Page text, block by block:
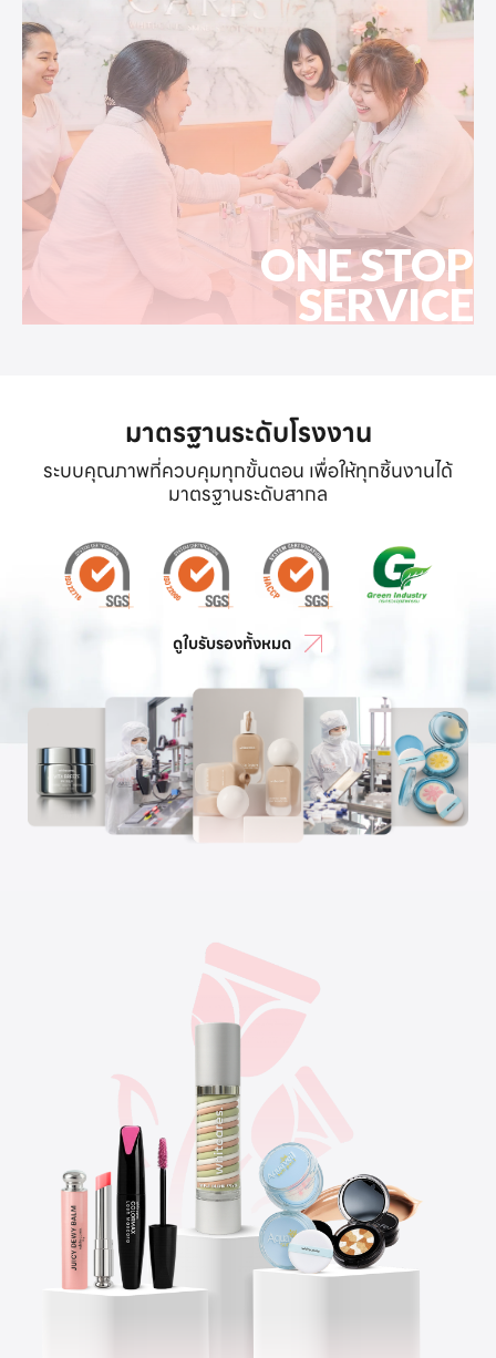
ONE STOP
SERVICE
มาตรฐานระดับโรงงาน
ระบบคุณภาพที่ควบคุมทุกขั้นตอน เพื่อให้ทุกชิ้นงานได้
มาตรฐานระดับสากล
ดูใบรับรองทั้งหมด